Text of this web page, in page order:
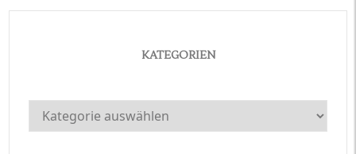
KATEGORIEN
Kategorien